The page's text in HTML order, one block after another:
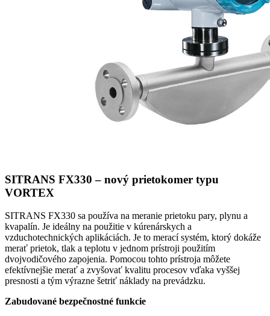
SITRANS FX330 – nový prietokomer typu
VORTEX
SITRANS FX330 sa používa na meranie prietoku pary, plynu a
kvapalín. Je ideálny na použitie v kúrenárskych a
vzduchotechnických aplikáciách. Je to merací systém, ktorý dokáže
merať prietok, tlak a teplotu v jednom prístroji použitím
dvojvodičového zapojenia. Pomocou tohto prístroja môžete
efektívnejšie merať a zvyšovať kvalitu procesov vďaka vyššej
presnosti a tým výrazne šetriť náklady na prevádzku.
Zabudované bezpečnostné funkcie